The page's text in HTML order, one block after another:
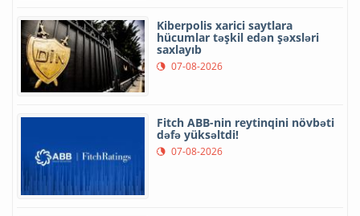
Kiberpolis xarici saytlara
hücumlar təşkil edən şəxsləri
saxlayıb
07-08-2026
Fitch ABB-nin reytinqini növbəti
dəfə yüksəltdi!
07-08-2026